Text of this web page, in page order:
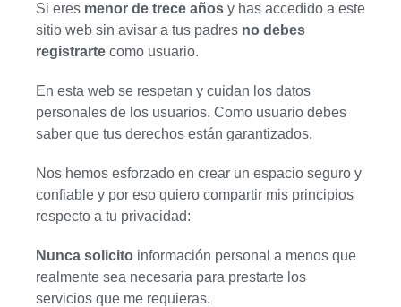
Si eres menor de trece años y has accedido a este
sitio web sin avisar a tus padres no debes
registrarte como usuario.
En esta web se respetan y cuidan los datos
personales de los usuarios. Como usuario debes
saber que tus derechos están garantizados.
Nos hemos esforzado en crear un espacio seguro y
confiable y por eso quiero compartir mis principios
respecto a tu privacidad:
Nunca solicito información personal a menos que
realmente sea necesaria para prestarte los
servicios que me requieras.